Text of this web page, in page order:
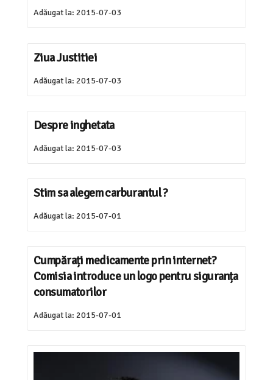
Adăugat la: 2015-07-03
Ziua Justitiei
Adăugat la: 2015-07-03
Despre inghetata
Adăugat la: 2015-07-03
Stim sa alegem carburantul ?
Adăugat la: 2015-07-01
Cumpărați medicamente prin internet?
Comisia introduce un logo pentru siguranța
consumatorilor
Adăugat la: 2015-07-01